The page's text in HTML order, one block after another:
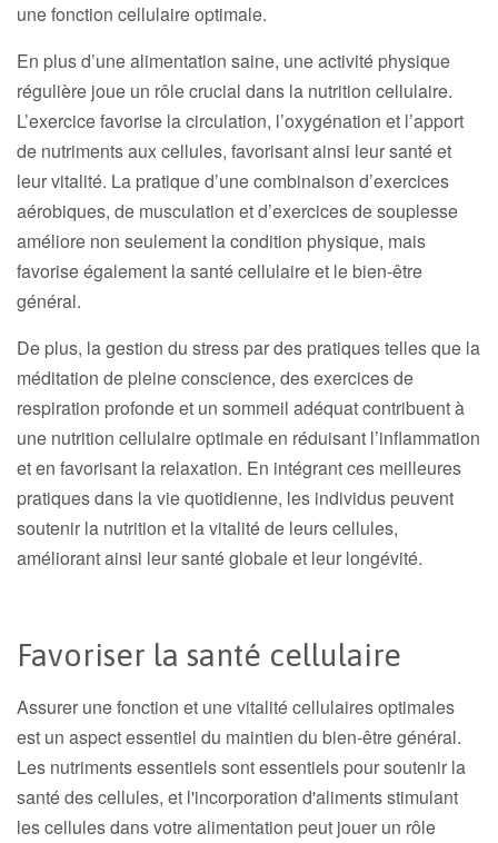
une fonction cellulaire optimale.
En plus d’une alimentation saine, une activité physique
régulière joue un rôle crucial dans la nutrition cellulaire.
L’exercice favorise la circulation, l’oxygénation et l’apport
de nutriments aux cellules, favorisant ainsi leur santé et
leur vitalité. La pratique d’une combinaison d’exercices
aérobiques, de musculation et d’exercices de souplesse
améliore non seulement la condition physique, mais
favorise également la santé cellulaire et le bien-être
général.
De plus, la gestion du stress par des pratiques telles que la
méditation de pleine conscience, des exercices de
respiration profonde et un sommeil adéquat contribuent à
une nutrition cellulaire optimale en réduisant l’inflammation
et en favorisant la relaxation. En intégrant ces meilleures
pratiques dans la vie quotidienne, les individus peuvent
soutenir la nutrition et la vitalité de leurs cellules,
améliorant ainsi leur santé globale et leur longévité.
Favoriser la santé cellulaire
Assurer une fonction et une vitalité cellulaires optimales
est un aspect essentiel du maintien du bien-être général.
Les nutriments essentiels sont essentiels pour soutenir la
santé des cellules, et l'incorporation d'aliments stimulant
les cellules dans votre alimentation peut jouer un rôle